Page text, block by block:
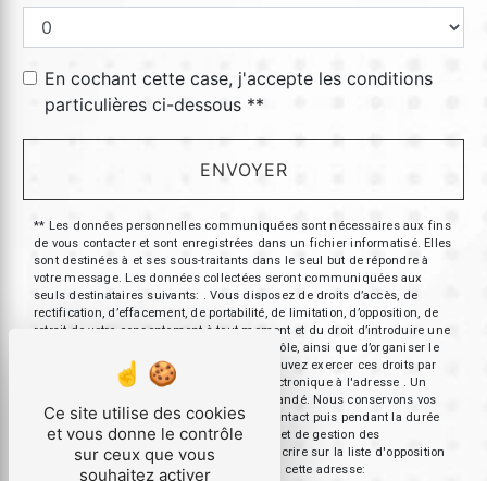
En cochant cette case, j'accepte les conditions
particulières ci-dessous **
ENVOYER
** Les données personnelles communiquées sont nécessaires aux fins
de vous contacter et sont enregistrées dans un fichier informatisé. Elles
sont destinées à et ses sous-traitants dans le seul but de répondre à
votre message. Les données collectées seront communiquées aux
seuls destinataires suivants: . Vous disposez de droits d’accès, de
rectification, d’effacement, de portabilité, de limitation, d’opposition, de
retrait de votre consentement à tout moment et du droit d’introduire une
réclamation auprès d’une autorité de contrôle, ainsi que d’organiser le
sort de vos données post-mortem. Vous pouvez exercer ces droits par
voie postale à l'adresse ou par courrier électronique à l'adresse . Un
justificatif d'identité pourra vous être demandé. Nous conservons vos
données pendant la période de prise de contact puis pendant la durée
de prescription légale aux fins probatoires et de gestion des
contentieux. Vous avez le droit de vous inscrire sur la liste d'opposition
au démarchage téléphonique, disponible à cette adresse:
Ce site utilise des cookies
et vous donne le contrôle
sur ceux que vous
souhaitez activer